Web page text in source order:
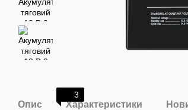
3
Опис Характеристики